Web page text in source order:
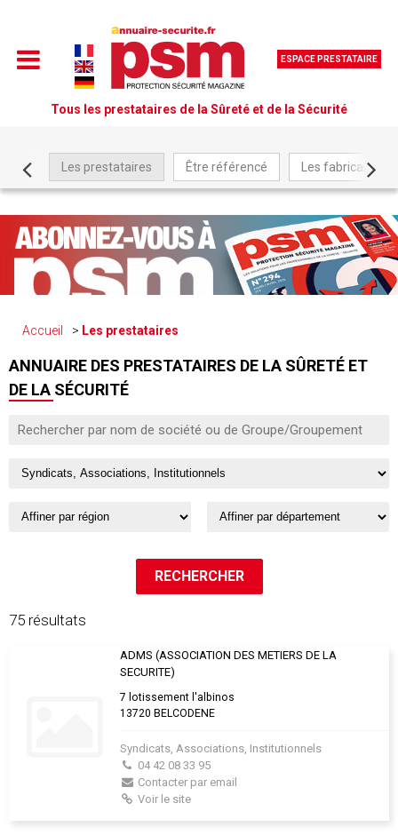
ESPACE PRESTATAIRE
Tous les prestataires de la Sûreté et de la Sécurité
Les prestataires Être référencé Les fabricants
Accueil Les prestataires
ANNUAIRE DES PRESTATAIRES DE LA SÛRETÉ ET
DE LA SÉCURITÉ
75 résultats
ADMS (ASSOCIATION DES METIERS DE LA
SECURITE)
7 lotissement l'albinos
13720 BELCODENE
Syndicats, Associations, Institutionnels
04 42 08 33 95
Contacter par email
Voir le site